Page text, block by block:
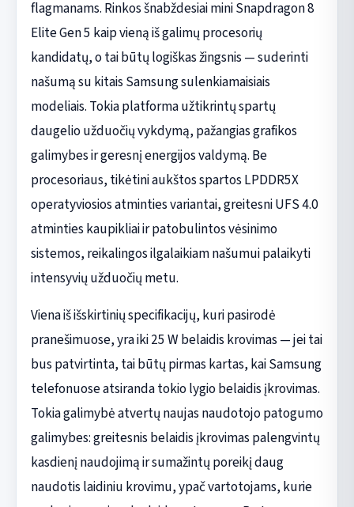
flagmanams. Rinkos šnabždesiai mini Snapdragon 8
Elite Gen 5 kaip vieną iš galimų procesorių
kandidatų, o tai būtų logiškas žingsnis — suderinti
našumą su kitais Samsung sulenkiamaisiais
modeliais. Tokia platforma užtikrintų spartų
daugelio užduočių vykdymą, pažangias grafikos
galimybes ir geresnį energijos valdymą. Be
procesoriaus, tikėtini aukštos spartos LPDDR5X
operatyviosios atminties variantai, greitesni UFS 4.0
atminties kaupikliai ir patobulintos vėsinimo
sistemos, reikalingos ilgalaikiam našumui palaikyti
intensyvių užduočių metu.
Viena iš išskirtinių specifikacijų, kuri pasirodė
pranešimuose, yra iki 25 W belaidis krovimas — jei tai
bus patvirtinta, tai būtų pirmas kartas, kai Samsung
telefonuose atsiranda tokio lygio belaidis įkrovimas.
Tokia galimybė atvertų naujas naudotojo patogumo
galimybes: greitesnis belaidis įkrovimas palengvintų
kasdienį naudojimą ir sumažintų poreikį daug
naudotis laidiniu krovimu, ypač vartotojams, kurie